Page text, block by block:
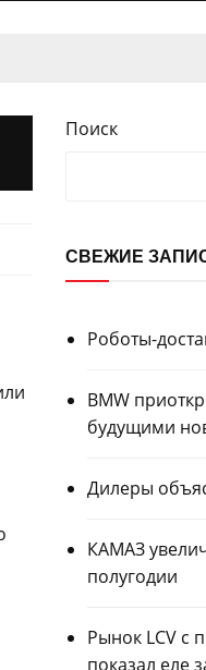
Поиск
СВЕЖИЕ
Роботы-
BMW
будущими
Дилеры
КАМАЗ
полугодии
Рынок LCV с
показал еле